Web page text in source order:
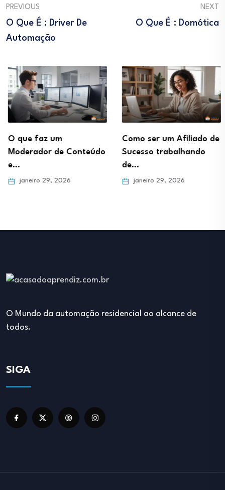
PREVIOUS
O Que É : Driver De
Automação
NEXT
O Que É : Domótica
O que faz um
Moderador de Conteúdo
e…
janeiro 29, 2026
Como ser um Afiliado de
Sucesso trabalhando
de…
janeiro 29, 2026
O Mundo da automação residencial ao alcance de
todos.
SIGA